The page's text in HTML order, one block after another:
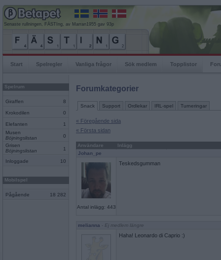
Senaste rullningen, FÄSTIng, av Marran1955 gav 93p
Start Spelregler Vanliga frågor Sök medlem Topplistor
Spelrum
Giraffen 8
Krokodilen 0
Elefanten
1
Musen
Böjningslistan
0
Grisen
Böjningslistan
1
Inloggade 10
Mobilspel
Pågående 18 282
Forumkategorier
Snack Support Ordlekar IRL-spel Turneringar
« Föregående sida
« Första sidan
Användare
Inlägg
Johan_pe
Antal inlägg: 443
Teskedsgumman
melianna - Ej medlem längre
Haha! Leonardo di Caprio :)